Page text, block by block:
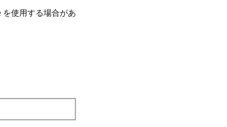
使⽤する場合があ